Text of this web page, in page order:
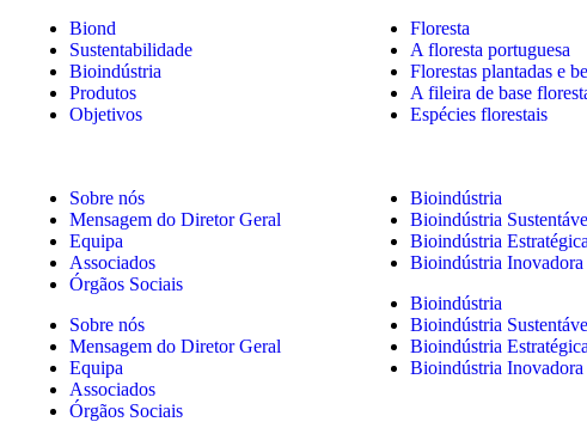
Biond
Sustentabilidade
Bioindústria
Produtos
Objetivos
Sobre nós
Mensagem do Diretor Geral
Equipa
Associados
Órgãos Sociais
Sobre nós
Mensagem do Diretor Geral
Equipa
Associados
Órgãos Sociais
Floresta
A floresta portuguesa
Florestas plantadas e
A fileira de base
Espécies florestais
Bioindústria
Bioindústria
Bioindústria Estratégica
Bioindústria Inovadora
Bioindústria
Bioindústria
Bioindústria Estratégica
Bioindústria Inovadora